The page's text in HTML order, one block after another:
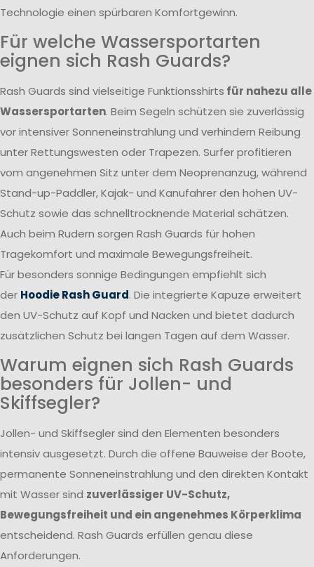
Technologie einen spürbaren Komfortgewinn.
Für welche Wassersportarten
eignen sich Rash Guards?
Rash Guards sind vielseitige Funktionsshirts für nahezu alle
Wassersportarten. Beim Segeln schützen sie zuverlässig
vor intensiver Sonneneinstrahlung und verhindern Reibung
unter Rettungswesten oder Trapezen. Surfer profitieren
vom angenehmen Sitz unter dem Neoprenanzug, während
Stand-up-Paddler, Kajak- und Kanufahrer den hohen UV-
Schutz sowie das schnelltrocknende Material schätzen.
Auch beim Rudern sorgen Rash Guards für hohen
Tragekomfort und maximale Bewegungsfreiheit.
Für besonders sonnige Bedingungen empfiehlt sich
der Hoodie Rash Guard. Die integrierte Kapuze erweitert
den UV-Schutz auf Kopf und Nacken und bietet dadurch
zusätzlichen Schutz bei langen Tagen auf dem Wasser.
Warum eignen sich Rash Guards
besonders für Jollen- und
Skiffsegler?
Jollen- und Skiffsegler sind den Elementen besonders
intensiv ausgesetzt. Durch die offene Bauweise der Boote,
permanente Sonneneinstrahlung und den direkten Kontakt
mit Wasser sind zuverlässiger UV-Schutz,
Bewegungsfreiheit und ein angenehmes Körperklima
entscheidend. Rash Guards erfüllen genau diese
Anforderungen.